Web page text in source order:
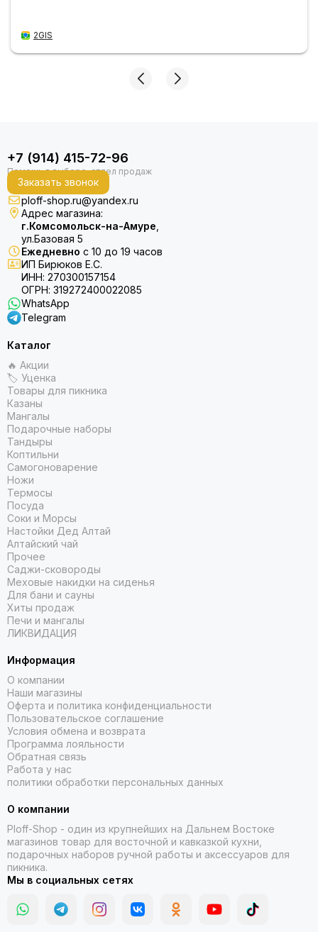
2GIS
+7 (914) 415-72-96
Заказать звонок
ploff-shop.ru@yandex.ru
Адрес магазина:
г.Комсомольск-на-Амуре
ул.Базовая 5
Ежедневно с 10 до 19 часов
ИП Бирюков Е.С.
ИНН: 270300157154
ОГРН: 319272400022085
WhatsApp
Telegram
Каталог
🔥 Акции
🏷 Уценка
Товары для пикника
Казаны
Мангалы
Подарочные наборы
Тандыры
Коптильни
Самогоноварение
Ножи
Термосы
Посуда
Соки и Морсы
Настойки Дед Алтай
Алтайский чай
Прочее
Саджи-сковороды
Меховые накидки на сиденья
Для бани и сауны
Хиты продаж
Печи и мангалы
ЛИКВИДАЦИЯ
Информация
О компании
Наши магазины
Оферта и политика конфиденциальности
Пользовательское соглашение
Условия обмена и возврата
Программа лояльности
Обратная связь
Работа у нас
политики обработки персональных данных
О компании
Ploff-Shop - один из крупнейших на Дальнем Востоке
магазинов товар для восточной и кавказкой кухни,
подарочных наборов ручной работы и аксессуаров для
пикника.
Мы в социальных сетях